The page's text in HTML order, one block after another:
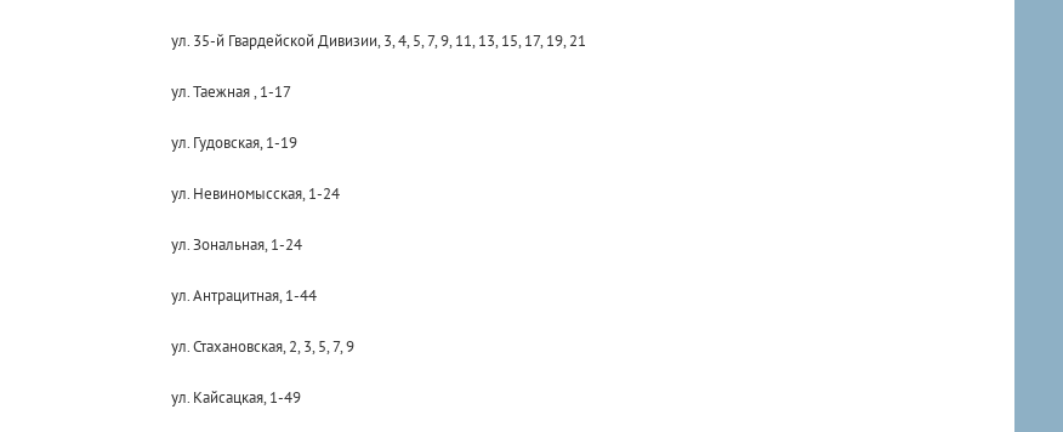
ул. 35-й Гвардейской Дивизии, 3, 4, 5, 7, 9, 11, 13, 15, 17, 19, 21
ул. Таежная , 1-17
ул. Гудовская, 1-19
ул. Невиномысская, 1-24
ул. Зональная, 1-24
ул. Антрацитная, 1-44
ул. Стахановская, 2, 3, 5, 7, 9
ул. Кайсацкая, 1-49